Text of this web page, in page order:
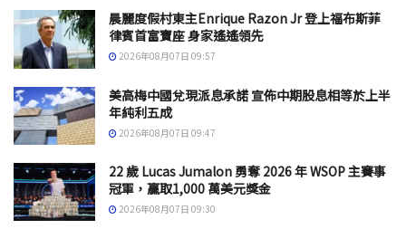
晨麗度假村東主Enrique Razon Jr 登上福布斯菲
律賓首富寶座 身家遙遙領先
2026年08月07日 09:57
美高梅中國兌現派息承諾 宣佈中期股息相等於上半
年純利五成
2026年08月07日 09:47
22 歲 Lucas Jumalon 勇奪 2026 年 WSOP 主賽事
冠軍，贏取1,000 萬美元獎金
2026年08月07日 09:30